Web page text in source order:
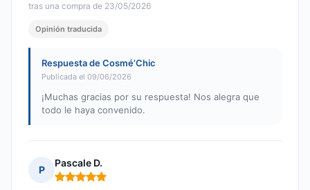
tras una compra de 23/05/2026
Opinión traducida
Respuesta de Cosmé’Chic
Publicada el 09/06/2026
¡Muchas gracias por su respuesta! Nos alegra que
todo le haya convenido.
P
Pascale D.
Nota: 5 de 5